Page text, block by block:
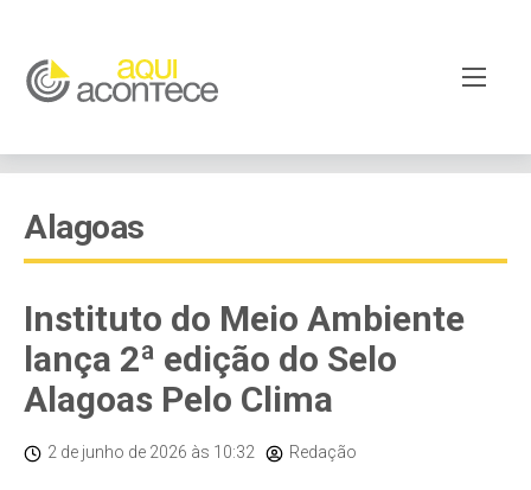
Alagoas
Instituto do Meio Ambiente
lança 2ª edição do Selo
Alagoas Pelo Clima
2 de junho de 2026 às 10:32 Redação